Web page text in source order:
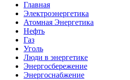
Главная
Электроэнергетика
Атомная Энергетика
Нефть
Газ
Уголь
Люди в энергетике
Энергосбережение
Энергоснабжение